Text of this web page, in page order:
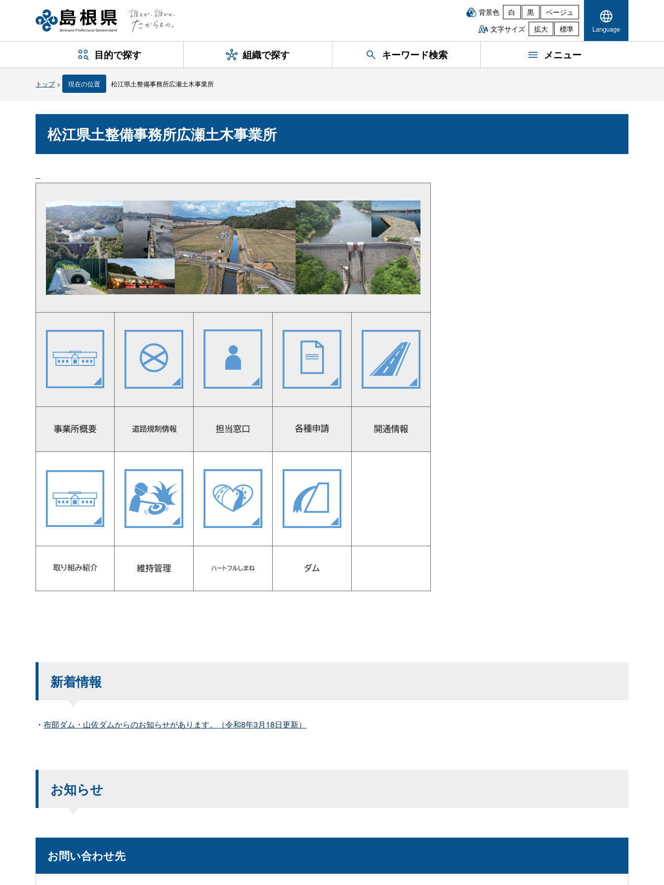
背景色 白 黒
ベージュ
文字サイズ
拡大 標準 Language
目的で探す 組織で探す キーワード検索 メニュー
トップ> 現在の位置 松江県土整備事務所広瀬土木事業所
松江県土整備事務所広瀬土木事業所
新着情報
・ 布部ダム・山佐ダムからのお知らせがあります。（令和8年3月18日更新）
お知らせ
お問い合わせ先